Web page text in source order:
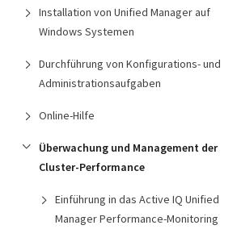
Installation von Unified Manager auf
Windows Systemen
Durchführung von Konfigurations- und
Administrationsaufgaben
Online-Hilfe
Überwachung und Management der
Cluster-Performance
Einführung in das Active IQ Unified
Manager Performance-Monitoring